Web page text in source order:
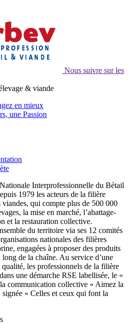
Nous suivre sur les
& viande
en mieux
une Passion
Interprofessionnelle du Bétail
1979 les acteurs de la filière
viandes, qui compte plus de 500 000
la mise en marché, l’abattage-
et la restauration collective.
du territoire via ses 12 comités
nationales des filières
engagées à proposer des produits
de la chaîne. Au service d’une
les professionnels de la filière
une démarche RSE labellisée, le «
communication collective « Aimez la
« Celles et ceux qui font la